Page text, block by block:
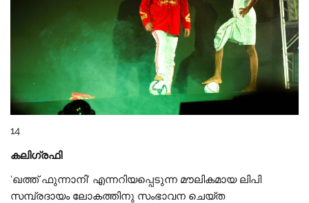
14
കലിഗ്രഫി
‘ഖത്ത് ഫുന്നാനി’ എന്നറിയപ്പെടുന്ന മൗലികമായ ലിപി
സമ്പ്രദായം ലോകത്തിനു സംഭാവന ചെയ്‌ത